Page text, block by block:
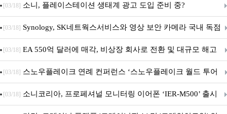
차 서비스 종료
[03/18] 소니, 플레이스테이션 생태계 광고 도입 준비 중?
[03/18] Synology, SK네트웍스서비스와 영상 보안 카메라 국내 독점
판매 파트너십 체결
[03/18] EA 550억 달러에 매각, 비상장 회사로 전환 및 대규모 해고
전망
[03/18] 스노우플레이크 연례 컨퍼런스 ‘스노우플레이크 월드 투어
서울’ 개최
[03/18] 소니코리아, 프로페셔널 모니터링 이어폰 ‘IER-M500’ 출시